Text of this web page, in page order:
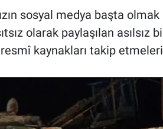
sosyal medya başta
olarak paylaşılan asılsız
kaynakları takip